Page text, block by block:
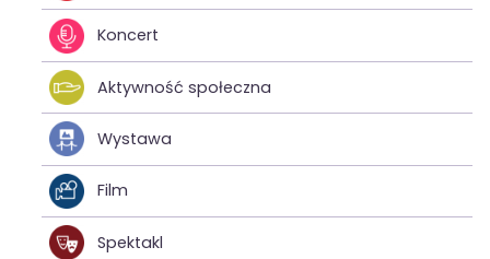
Koncert
Aktywność społeczna
Wystawa
Film
Spektakl